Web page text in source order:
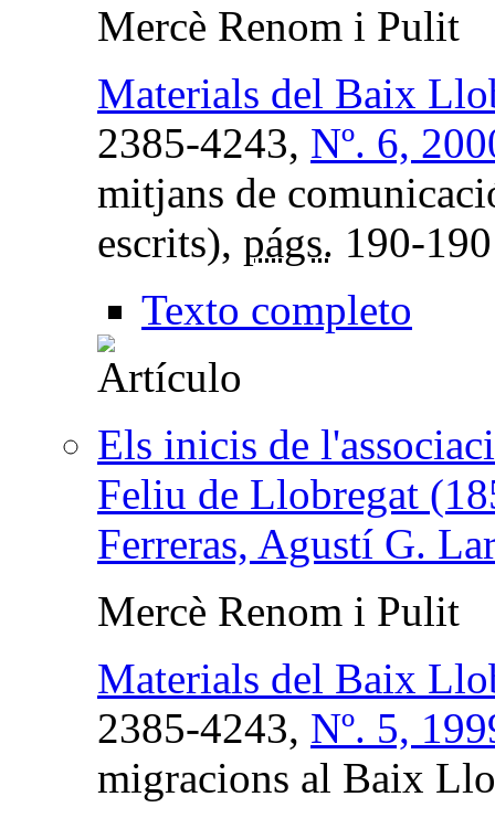
Mercè Renom i Pulit
Materials del Baix
2385-4243, Nº. 6,
mitjans de
escrits), págs. 190-190
Texto completo
Els inicis de
Feliu de Llobregat
Ferreras, Agustí G.
Mercè Renom i Pulit
Materials del Baix
2385-4243, Nº. 5,
migracions al Baix